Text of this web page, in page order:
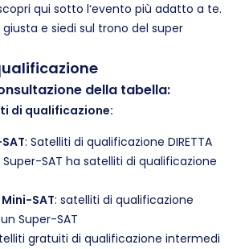
qui sotto l‘evento più adatto a te.
e siedi sul trono del super
della tabella:
di qualificazione:
: Satelliti di qualificazione DIRETTA
Super-SAT ha satelliti di qualificazione
Mini-SAT: satelliti di qualificazione
Super-SAT
gratuiti di qualificazione intermedi